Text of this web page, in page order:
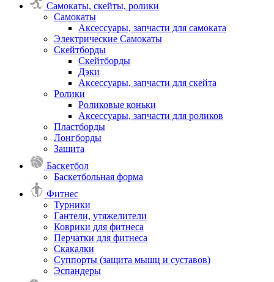
Самокаты, скейты, ролики
Самокаты
Аксессуары, запчасти для самоката
Электрические Самокаты
Скейтборды
Скейтборды
Дэки
Аксессуары, запчасти для скейта
Ролики
Роликовые коньки
Аксессуары, запчасти для роликов
Пластборды
Лонгборды
Защита
Баскетбол
Баскетбольная форма
Фитнес
Турники
Гантели, утяжелители
Коврики для фитнеса
Перчатки для фитнеса
Скакалки
Суппорты (защита мышц и суставов)
Эспандеры